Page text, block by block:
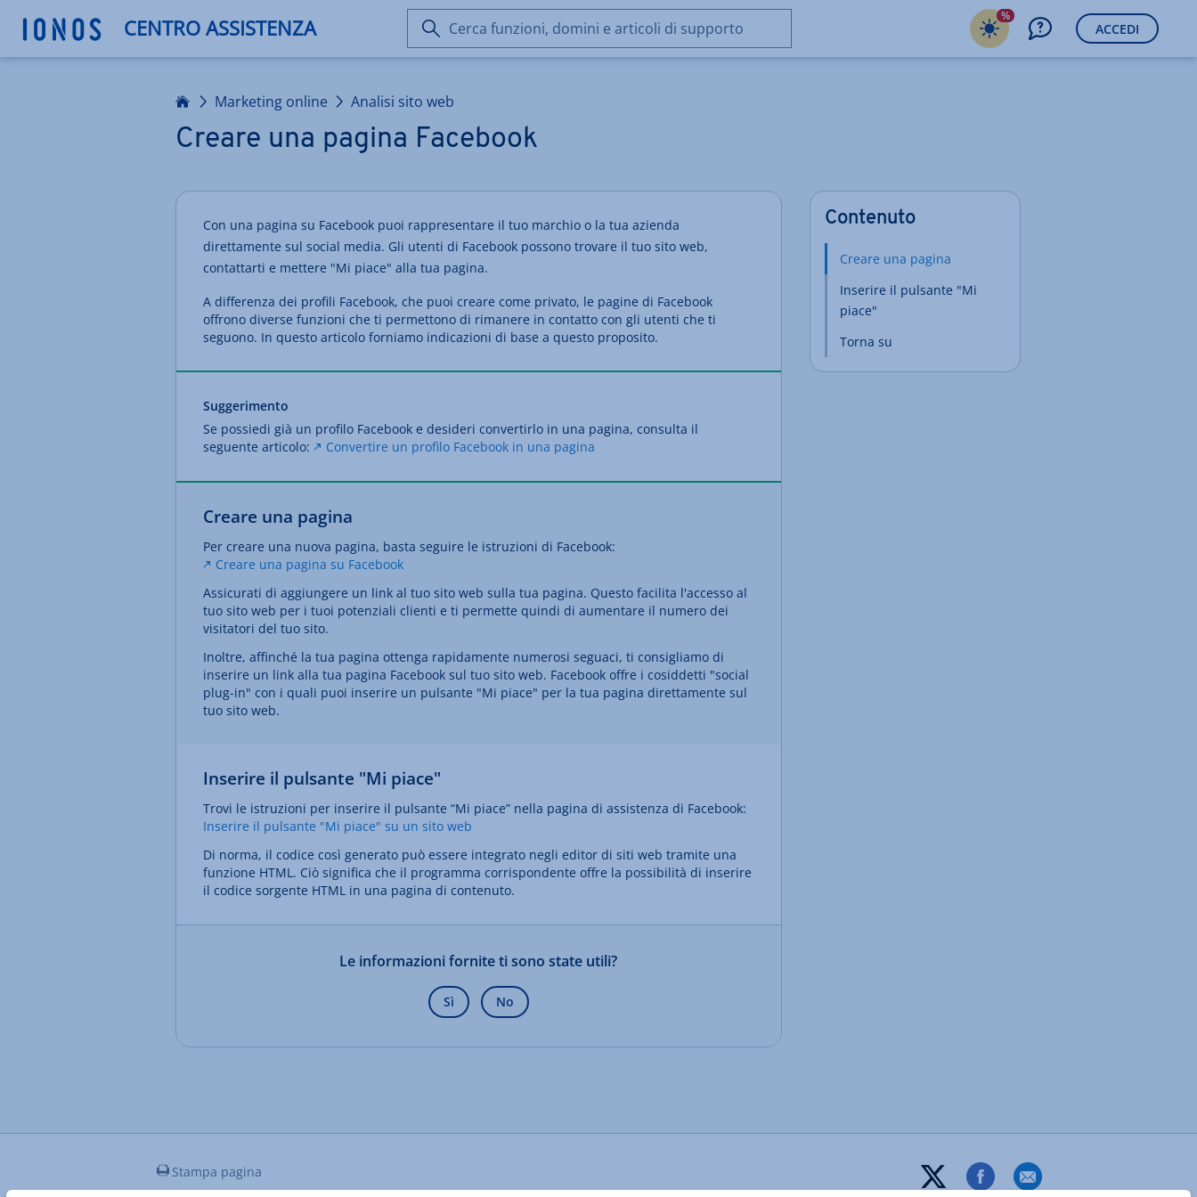
CENTRO ASSISTENZA
Cerca
funzioni,
%
ACCEDI
Homepage Marketing online Analisi sito web
Creare una pagina Facebook
Con una pagina su Facebook puoi rappresentare il tuo marchio o la tua azienda
direttamente sul social media. Gli utenti di Facebook possono trovare il tuo sito web,
contattarti e mettere "Mi piace" alla tua pagina.
A differenza dei profili Facebook, che puoi creare come privato, le pagine di Facebook
offrono diverse funzioni che ti permettono di rimanere in contatto con gli utenti che ti
seguono. In questo articolo forniamo indicazioni di base a questo proposito.
Suggerimento
Se possiedi già un profilo Facebook e desideri convertirlo in una pagina, consulta il
seguente articolo:
Convertire un profilo Facebook in una pagina
Creare una pagina
Per creare una nuova pagina, basta seguire le istruzioni di Facebook:
Creare una pagina su Facebook
Assicurati di aggiungere un link al tuo sito web sulla tua pagina. Questo facilita l'accesso al
tuo sito web per i tuoi potenziali clienti e ti permette quindi di aumentare il numero dei
visitatori del tuo sito.
Inoltre, affinché la tua pagina ottenga rapidamente numerosi seguaci, ti consigliamo di
inserire un link alla tua pagina Facebook sul tuo sito web. Facebook offre i cosiddetti "social
plug-in" con i quali puoi inserire un pulsante "Mi piace" per la tua pagina direttamente sul
tuo sito web.
Inserire il pulsante "Mi piace"
Trovi le istruzioni per inserire il pulsante “Mi piace” nella pagina di assistenza di Facebook:
Inserire il pulsante "Mi piace" su un sito web
Di norma, il codice così generato può essere integrato negli editor di siti web tramite una
funzione HTML. Ciò significa che il programma corrispondente offre la possibilità di inserire
il codice sorgente HTML in una pagina di contenuto.
Le informazioni fornite ti sono state utili?
Sì No
Contenuto
Creare una pagina
Inserire il pulsante "Mi
piace"
Torna su
Stampa pagina